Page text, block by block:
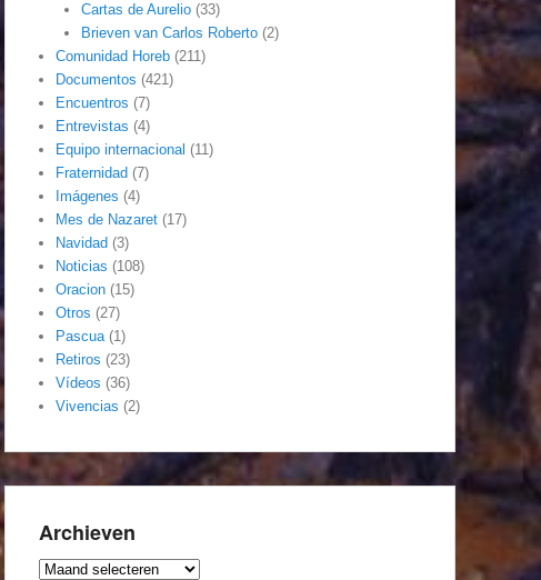
Cartas de Aurelio(33)
Brieven van Carlos Roberto(2)
Comunidad Horeb (211)
Documentos (421)
Encuentros (7)
Entrevistas (4)
Equipo internacional (11)
Fraternidad (7)
Imágenes (4)
Mes de Nazaret (17)
Navidad (3)
Noticias (108)
Oracion (15)
Otros (27)
Pascua(1)
Retiros (23)
Vídeos (36)
Vivencias (2)
Archieven
Archieven